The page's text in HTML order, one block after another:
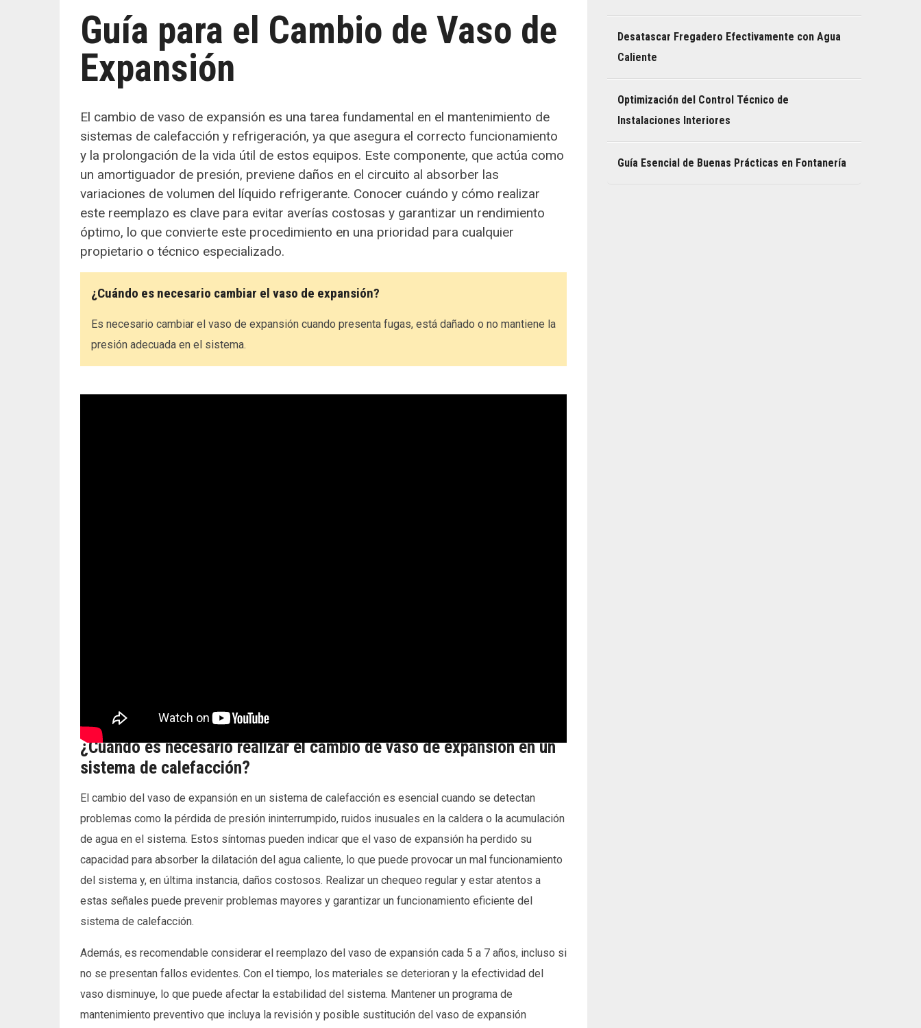
Guía para el Cambio de Vaso de
Expansión
El cambio de vaso de expansión es una tarea fundamental en el mantenimiento de
sistemas de calefacción y refrigeración, ya que asegura el correcto funcionamiento
y la prolongación de la vida útil de estos equipos. Este componente, que actúa como
un amortiguador de presión, previene daños en el circuito al absorber las
variaciones de volumen del líquido refrigerante. Conocer cuándo y cómo realizar
este reemplazo es clave para evitar averías costosas y garantizar un rendimiento
óptimo, lo que convierte este procedimiento en una prioridad para cualquier
propietario o técnico especializado.
¿Cuándo es necesario cambiar el vaso de expansión?
Es necesario cambiar el vaso de expansión cuando presenta fugas, está dañado o no mantiene la
presión adecuada en el sistema.
¿Cuándo es necesario realizar el cambio de vaso de expansión en un
sistema de calefacción?
El cambio del vaso de expansión en un sistema de calefacción es esencial cuando se detectan
problemas como la pérdida de presión ininterrumpido, ruidos inusuales en la caldera o la acumulación
de agua en el sistema. Estos síntomas pueden indicar que el vaso de expansión ha perdido su
capacidad para absorber la dilatación del agua caliente, lo que puede provocar un mal funcionamiento
del sistema y, en última instancia, daños costosos. Realizar un chequeo regular y estar atentos a
estas señales puede prevenir problemas mayores y garantizar un funcionamiento eficiente del
sistema de calefacción.
Además, es recomendable considerar el reemplazo del vaso de expansión cada 5 a 7 años, incluso si
no se presentan fallos evidentes. Con el tiempo, los materiales se deterioran y la efectividad del
vaso disminuye, lo que puede afectar la estabilidad del sistema. Mantener un programa de
mantenimiento preventivo que incluya la revisión y posible sustitución del vaso de expansión
Desatascar Fregadero Efectivamente con Agua
Caliente
Optimización del Control Técnico de
Instalaciones Interiores
Guía Esencial de Buenas Prácticas en Fontanería